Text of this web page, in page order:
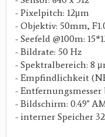
- Pixelpitch: 12μm
- Objektiv: 50mm,
- Seefeld @100m:
- Bildrate: 50 Hz
- Spektralbereich: 8
- Empfindlichkeit
- Entfernungsmesser
- Bildschirm: 0.49''
- interner Speicher